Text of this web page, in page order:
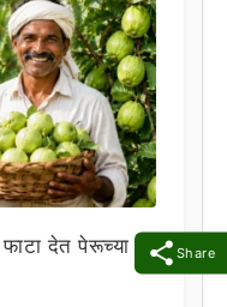
Share
देत पेरूच्या